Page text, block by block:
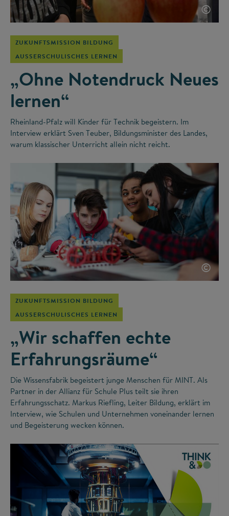
©
ZUKUNFTSMISSION BILDUNG
AUSSERSCHULISCHES LERNEN
„Ohne Notendruck Neues
lernen“
Rheinland-Pfalz will Kinder für Technik begeistern. Im
Interview erklärt Sven Teuber, Bildungsminister des Landes,
warum klassischer Unterricht allein nicht reicht.
©
ZUKUNFTSMISSION BILDUNG
AUSSERSCHULISCHES LERNEN
„Wir schaffen echte
Erfahrungsräume“
Die Wissensfabrik begeistert junge Menschen für MINT. Als
Partner in der Allianz für Schule Plus teilt sie ihren
Erfahrungsschatz. Markus Riefling, Leiter Bildung, erklärt im
Interview, wie Schulen und Unternehmen voneinander lernen
und Begeisterung wecken können.